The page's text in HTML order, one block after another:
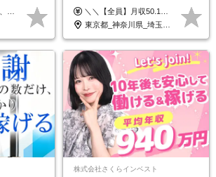
万
収50万円スタート！/賞与年2
回
＼＼【全員】月収50.1万円保証！／／ 月給30.1万円＋インセン＋特別手当20万円(半年間)＋賞与 ※経験者は優遇いたします（研修も免除の場合有） ※固定残業代:7万4000円以上/月45時間分を含む ※固定残業代は残業がない場合も支給し、超過分は別途支給します ■入社後5日間研修を実施 研修中のテスト（ロープレ、商材知識）合格で研修生卒業となり翌月からインセンティブの対象に。 ロープレは細かな評価基準があり、顧客満足度をキープするため非常に重要なテストです。 ※4カ月目以降も不合格の場合、月給28.3万円／1カ月以内合格率100％ ＜平均年収＞ ◆一般メンバー ：625万円 ◆店長（管理職）：1178万円 ◆マネージャー ：4160万円
東京都_神奈川県_埼玉県_千葉県_大阪府_愛知県_北海道_青森県_岩手県_宮城県_秋田県_山形県_福島県_茨城県_栃木県_群馬県_新潟県_山梨県_長野県_富山県_石川県_福井県_静岡県_岐阜県_三重県_兵庫県_京都府_滋賀県_奈良県_和歌山県_広島県_岡山県_鳥取県_島根県_山口県_徳島県_香川県_愛媛県_高知県_福岡県_熊本県_佐賀県_長崎県_大分県_宮崎県_鹿児島県_沖縄県
株式会社さくらインベスト